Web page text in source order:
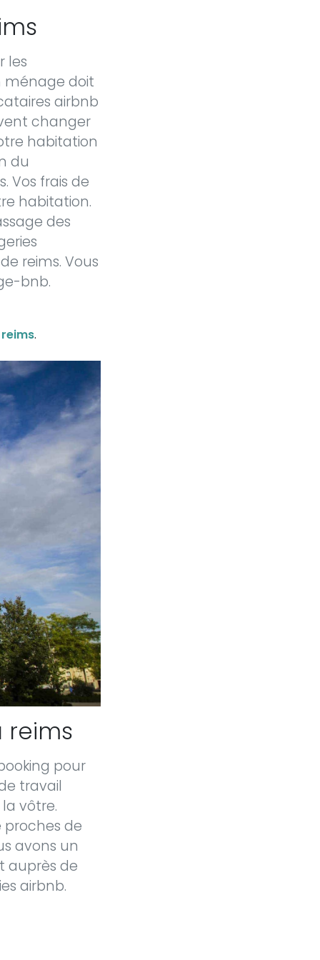
les
ménage doit
airbnb
changer
habitation
du
Vos frais de
habitation.
des
reims. Vous
bnb.
.
reims
pour
travail
vôtre.
de
avons un
auprès de
airbnb.